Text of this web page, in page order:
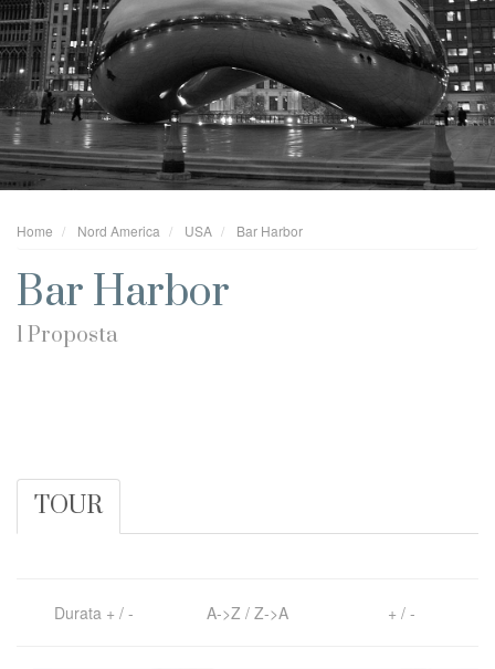
Home Nord America USA Bar Harbor
Bar Harbor
1 Proposta
TOUR
Durata + / - A->Z / Z->A + / -